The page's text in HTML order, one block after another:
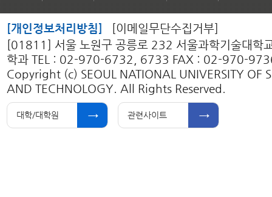
[개인정보처리방침]
[이메일무단수집거부]
[01811] 서울 노원구 공릉로 232 서울과학기술대학
학과 TEL : 02-970-6732, 6733 FAX : 02-970-
Copyright (c) SEOUL NATIONAL UNIVERSITY OF
AND TECHNOLOGY. All Rights Reserved.
대학/대학원 관련사이트